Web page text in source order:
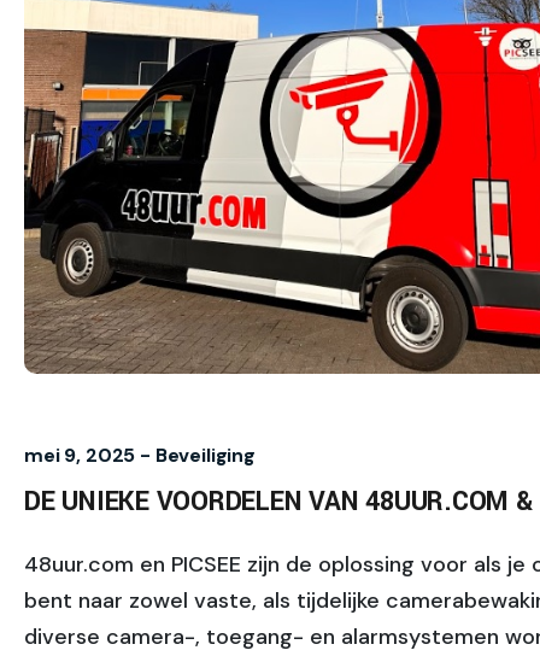
mei 9, 2025 - Beveiliging
DE UNIEKE VOORDELEN VAN 48UUR.COM
48uur.com en PICSEE zijn de oplossing voor als je
bent naar zowel vaste, als tijdelijke
diverse camera-, toegang- en alarmsystemen